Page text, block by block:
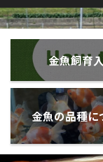
金魚飼育
金魚の品種に